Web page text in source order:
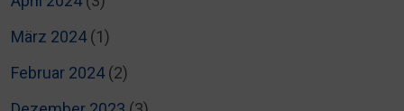
März 2024(1)
Februar 2024(2)